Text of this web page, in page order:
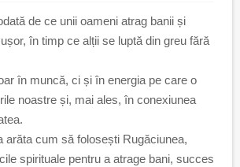
de ce unii oameni atrag banii și
în timp ce alții se luptă din greu fără
în muncă, ci și în energia pe care o
noastre și, mai ales, în conexiunea
arăta cum să folosești Rugăciunea,
spirituale pentru a atrage bani, succes